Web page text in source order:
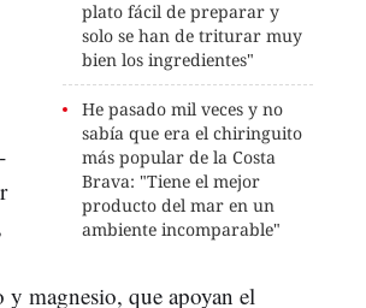
plato fácil de preparar y
solo se han de triturar muy
bien los ingredientes"
He pasado mil veces y no
sabía que era el chiringuito
más popular de la Costa
Brava: "Tiene el mejor
producto del mar en un
ambiente incomparable"
magnesio, que apoyan el